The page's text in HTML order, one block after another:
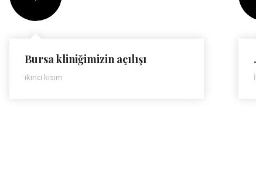
Bursa kliniğimizin açılışı
ikinci kısım